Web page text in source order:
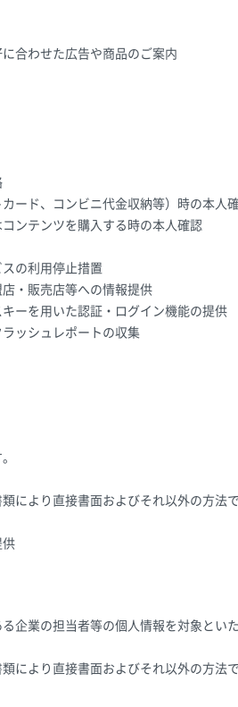
合わせた広告や商品のご案内
ード、コンビニ代金収納等）時の本人
ンテンツを購入する時の本人確認
の利用停止措置
・販売店等への情報提供
ーを用いた認証・ログイン機能の提供
ッシュレポートの収集
により直接書面およびそれ以外の方法
供
企業の担当者等の個人情報を対象といた
により直接書面およびそれ以外の方法